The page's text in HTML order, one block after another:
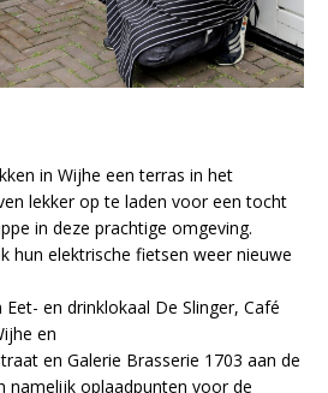
in Wijhe een terras in het
lekker op te laden voor een tocht
in deze prachtige omgeving.
hun elektrische fietsen weer nieuwe
en drinklokaal De Slinger, Café
en
en Galerie Brasserie 1703 aan de
namelijk oplaadpunten voor de